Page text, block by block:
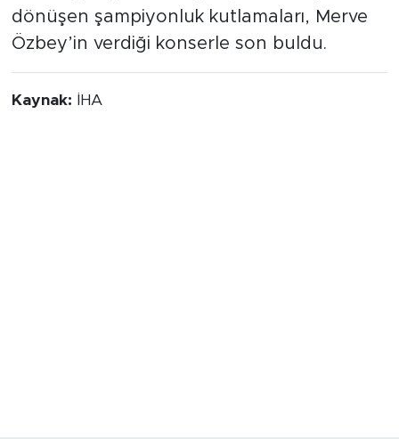
Havai fişek gösterileriyle görsel bir şölene
dönüşen şampiyonluk kutlamaları, Merve